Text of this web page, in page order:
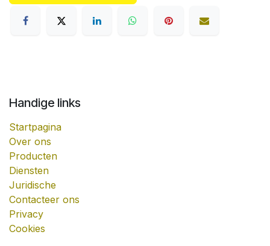
Handige links
Startpagina
Over ons
Producten
Diensten
Juridische
Contacteer ons
Privacy
Cookies